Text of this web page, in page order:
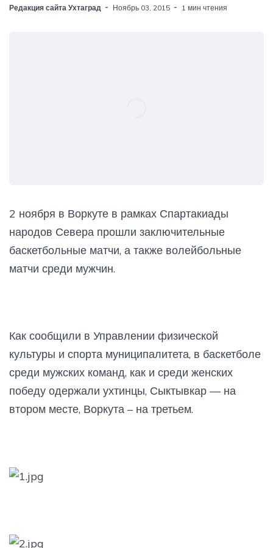
Редакция сайта Ухтаград Ноябрь 03, 2015 1 мин чтения
2 ноября в Воркуте в рамках Спартакиады
народов Севера прошли заключительные
баскетбольные матчи, а также волейбольные
матчи среди мужчин.
Как сообщили в Управлении физической
культуры и спорта муниципалитета, в баскетболе
среди мужских команд, как и среди женских
победу одержали ухтинцы, Сыктывкар — на
втором месте, Воркута – на третьем.